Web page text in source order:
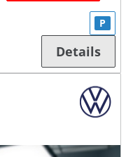
P
Details